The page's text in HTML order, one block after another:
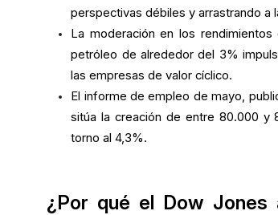
perspectivas débiles y arrastrando a
La moderación en los
petróleo de alrededor del 3%
las empresas de valor cíclico.
El informe de empleo de mayo,
sitúa la creación de entre 80.000 y
torno al 4,3%.
¿Por qué el Dow Jones